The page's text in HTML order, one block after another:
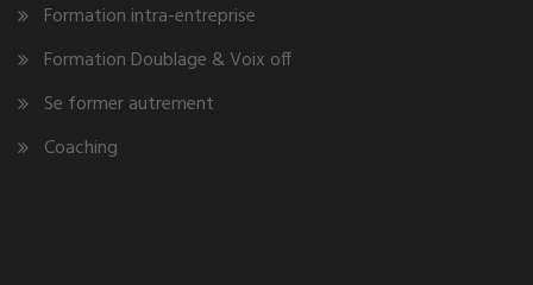
Formation intra-entreprise
Formation Doublage & Voix off
Se former autrement
Coaching